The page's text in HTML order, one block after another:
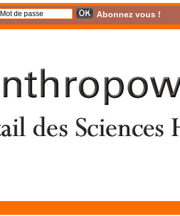
Abonnez vous !